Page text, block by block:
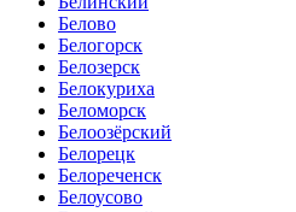
Белово
Белогорск
Белозерск
Белокуриха
Беломорск
Белоозёрский
Белорецк
Белореченск
Белоусово